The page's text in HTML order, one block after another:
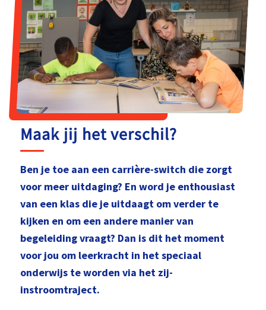
Maak jij het verschil?
Ben je toe aan een carrière-switch die zorgt
voor meer uitdaging? En word je enthousiast
van een klas die je uitdaagt om verder te
kijken en om een andere manier van
begeleiding vraagt? Dan is dit het moment
voor jou om leerkracht in het speciaal
onderwijs te worden via het zij-
instroomtraject.